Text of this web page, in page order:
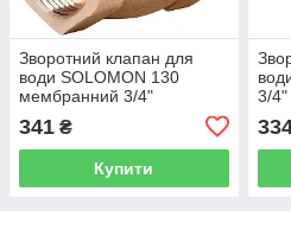
Зворотний клапан для
води SOLOMON 130
мембранний 3/4"
341 ₴
Купити
3/4"